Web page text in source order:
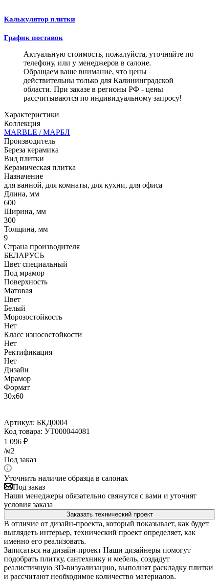
Калькулятор плитки
График поставок
Актуальную стоимость, пожалуйста, уточняйте по
телефону, или у менеджеров в салоне.
Обращаем ваше внимание, что цены
действительны только для Калининградской
области. При заказе в регионы РФ - цены
рассчитываются по индивидуальному запросу!
Характеристики
Коллекция
MARBLE / МАРБЛ
Производитель
Береза керамика
Вид плитки
Керамическая плитка
Назначение
для ванной, для комнаты, для кухни, для офиса
Длина, мм
600
Ширина, мм
300
Толщина, мм
9
Страна производителя
БЕЛАРУСЬ
Цвет специальный
Под мрамор
Поверхность
Матовая
Цвет
Белый
Морозостойкость
Нет
Класс износостойкости
Нет
Ректификация
Нет
Дизайн
Мрамор
Формат
30x60
Артикул: БКД0004
Код товара: УТ000044081
1 096 ₽
/м2
Под заказ
Уточнить наличие образца в салонах
Под заказ
Наши менеджеры обязательно свяжутся с вами и уточнят
условия заказа
Заказать технический проект
В отличие от дизайн-проекта, который показывает, как будет
выглядеть интерьер, технический проект определяет, как
именно его реализовать.
Записаться на дизайн-проект Наши дизайнеры помогут
подобрать плитку, сантехнику и мебель, создадут
реалистичную 3D-визуализацию, выполнят раскладку плитки
и рассчитают необходимое количество материалов.